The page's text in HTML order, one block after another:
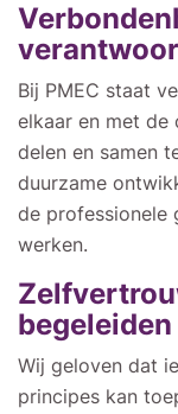
Bij PMEC staat
elkaar en met
delen en samen
duurzame
de professionele
werken.
begeleiden
Wij geloven dat
principes kan